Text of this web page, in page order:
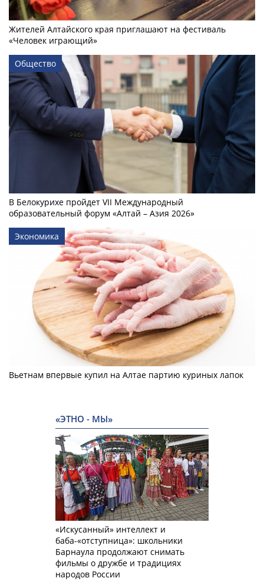
Жителей Алтайского края приглашают на фестиваль
«Человек играющий»
Общество
В Белокурихе пройдет VII Международный
образовательный форум «Алтай – Азия 2026»
Экономика
Вьетнам впервые купил на Алтае партию куриных лапок
«ЭТНО - МЫ»
«Искусанный» интеллект и
баба-«отступница»: школьники
Барнаула продолжают снимать
фильмы о дружбе и традициях
народов России